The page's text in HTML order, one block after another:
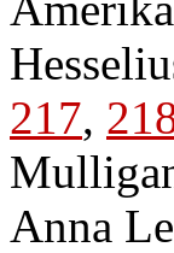
217,
Anna